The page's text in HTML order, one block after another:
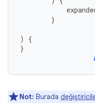
}
)
{
}
Not: Burada